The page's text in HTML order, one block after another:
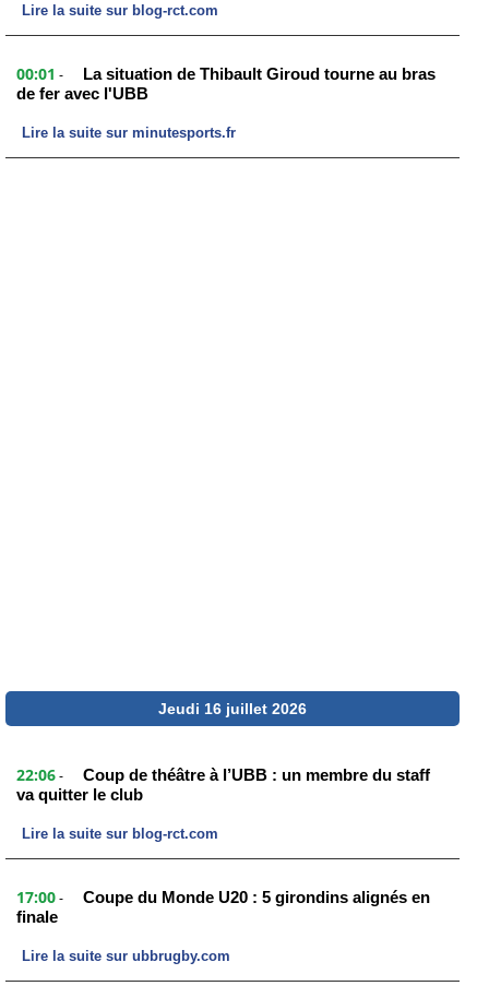
Lire la suite sur blog-rct.com
00:01 -
La situation de Thibault Giroud tourne au bras
de fer avec l'UBB
Lire la suite sur minutesports.fr
Jeudi 16 juillet 2026
22:06 -
Coup de théâtre à l’UBB : un membre du staff
va quitter le club
Lire la suite sur blog-rct.com
17:00 -
Coupe du Monde U20 : 5 girondins alignés en
finale
Lire la suite sur ubbrugby.com